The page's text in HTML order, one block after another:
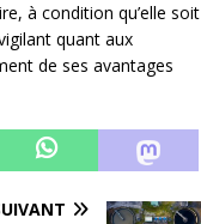
à condition qu’elle soit
quant aux
de ses avantages